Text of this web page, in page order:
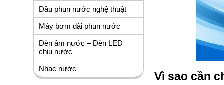
Vì sao cần
Đầu phun nước nghệ thuật
Máy bơm đài phun nước
Đèn âm nước – Đèn LED
chịu nước
Nhạc nước